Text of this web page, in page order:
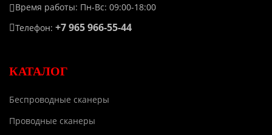
Время работы: Пн-Вс: 09:00-18:00
Телефон: +7 965 966-55-44
КАТАЛОГ
Беспроводные сканеры
Проводные сканеры